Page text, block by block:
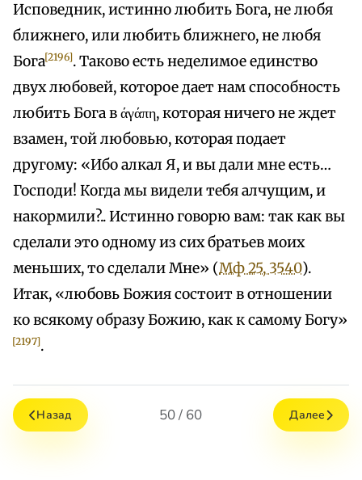
Исповедник, истинно любить Бога, не любя
ближнего, или любить ближнего, не любя
Бога[2196]. Таково есть неделимое единство
двух любовей, которое дает нам способность
любить Бога в άγάπη, которая ничего не ждет
взамен, той любовью, которая подает
другому: «Ибо алкал Я, и вы дали мне есть…
Господи! Когда мы видели тебя алчущим, и
накормили?.. Истинно говорю вам: так как вы
сделали это одному из сих братьев моих
меньших, то сделали Мне» (Мф 25, 3540).
Итак, «любовь Божия состоит в отношении
ко всякому образу Божию, как к самому Богу»
[2197].
Назад 50 / 60 Далее